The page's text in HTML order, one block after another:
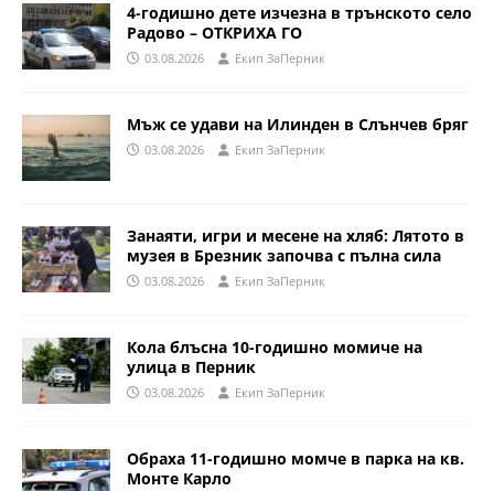
4-годишно дете изчезна в трънското село
Радово – ОТКРИХА ГО
03.08.2026 Eкип ЗаПерник
Мъж се удави на Илинден в Слънчев бряг
03.08.2026 Eкип ЗаПерник
Занаяти, игри и месене на хляб: Лятото в
музея в Брезник започва с пълна сила
03.08.2026 Eкип ЗаПерник
Кола блъсна 10-годишно момиче на
улица в Перник
03.08.2026 Eкип ЗаПерник
Обраха 11-годишно момче в парка на кв.
Монте Карло